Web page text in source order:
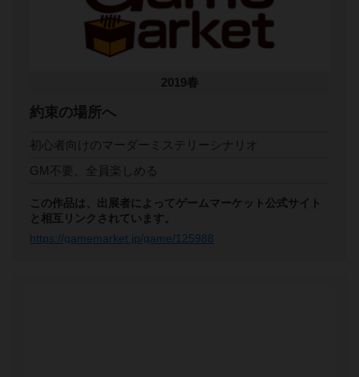
2019春
約束の場所へ
初心者向けのマーダーミステリーシナリオ
GM不要、全員楽しめる
この作品は、出展者によってゲームマーケット公式サイト
と相互リンクされています。
https://gamemarket.jp/game/125988